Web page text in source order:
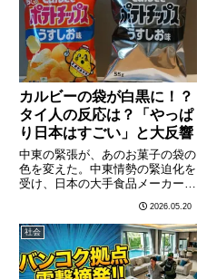
カルビーの袋が白黒に！？
タイ人の反応は？「やっぱ
り日本はすごい」と大反響
中東の緊張が、あのお菓子の袋の
色を変えた。中東情勢の緊迫化を
受け、日本の大手食品メーカー各
備えてパッケージのデザインを簡
略化・モノクロ化するという驚き
のニュースが、タイのSNSでも
大きな話題を呼んでいる。タイ
の………
2026.05.20
社会